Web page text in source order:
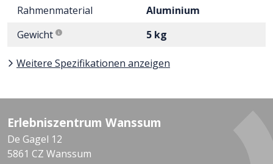
Rahmenmaterial
Aluminium
Gewicht
5 kg
Weitere Spezifikationen anzeigen
Erlebniszentrum Wanssum
De Gagel 12
5861 CZ Wanssum